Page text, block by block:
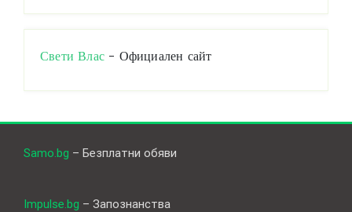
Свети Влас - Официален сайт
Samo.bg – Безплатни обяви
Impulse.bg – Запознанства